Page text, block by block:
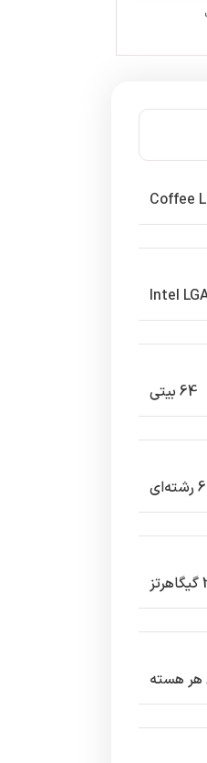
Coffee
Intel
64 بیتی
6 رشته‌ای